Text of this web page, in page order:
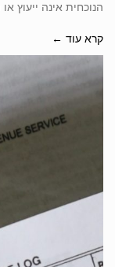
הנוכחית אינה ייעוץ
קרא עוד ←